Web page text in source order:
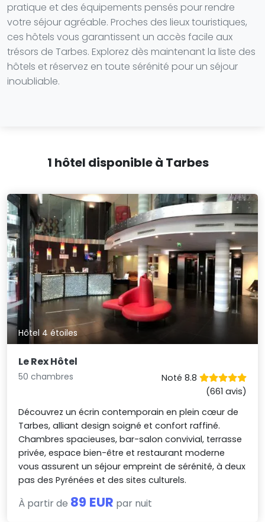
pratique et des équipements pensés pour rendre
votre séjour agréable. Proches des lieux touristiques,
ces hôtels vous garantissent un accès facile aux
trésors de Tarbes. Explorez dès maintenant la liste des
hôtels et réservez en toute sérénité pour un séjour
inoubliable.
1 hôtel disponible à Tarbes
Hôtel 4 étoiles
Le Rex Hôtel
50 chambres
Noté 8.8
(661 avis)
Découvrez un écrin contemporain en plein cœur de
Tarbes, alliant design soigné et confort raffiné.
Chambres spacieuses, bar-salon convivial, terrasse
privée, espace bien-être et restaurant moderne
vous assurent un séjour empreint de sérénité, à deux
pas des Pyrénées et des sites culturels.
À partir de 89 EUR par nuit